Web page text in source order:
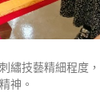
繡技藝精細程度，
神。